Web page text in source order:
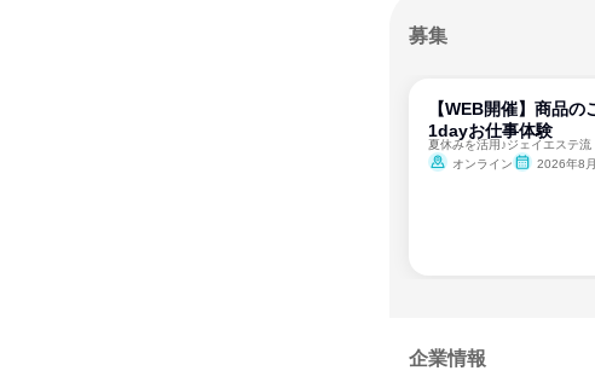
募集
【WEB開催】商品の
1dayお仕事体験
オンライン
2026年8月
企業情報